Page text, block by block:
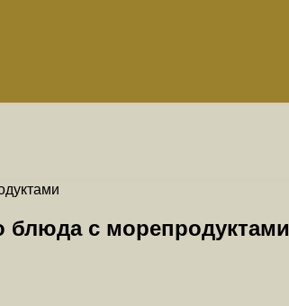
блюда с морепродуктами